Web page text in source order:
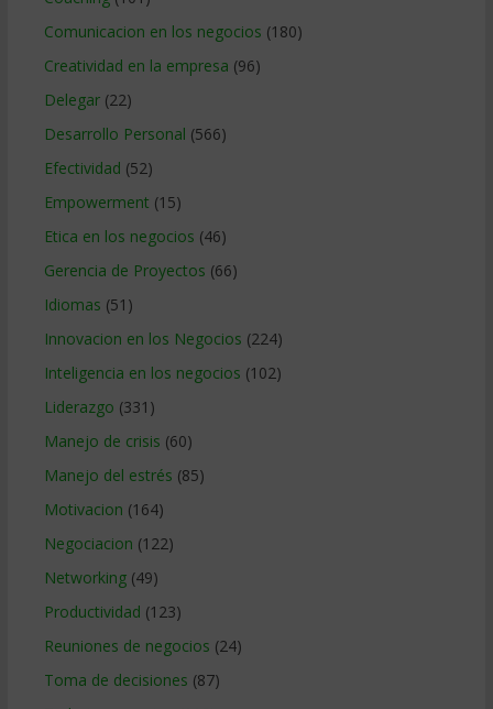
Comunicacion en los negocios (180)
Creatividad en la empresa (96)
Delegar(22)
Desarrollo Personal (566)
Efectividad (52)
Empowerment (15)
Etica en los negocios (46)
Gerencia de Proyectos (66)
Idiomas (51)
Innovacion en los Negocios (224)
Inteligencia en los negocios (102)
Liderazgo (331)
Manejo de crisis (60)
Manejo del estrés (85)
Motivacion (164)
Negociacion (122)
Networking(49)
Productividad (123)
Reuniones de negocios (24)
Toma de decisiones (87)